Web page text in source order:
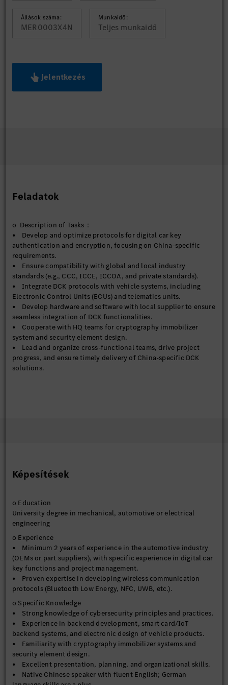
Állások száma:
MER0003X4N
Munkaidő:
Teljes munkaidő
Jelentkezés
Feladatok
o Description of Tasks：
• Develop and optimize protocols for digital car key
authentication and encryption, focusing on China-specific
requirements.
• Ensure compatibility with global and local industry
standards (e.g., CCC, ICCE, ICCOA, and private standards).
• Integrate DCK protocols with vehicle systems, including
Electronic Control Units (ECUs) and telematics units.
• Develop hardware and software with local supplier to ensure
seamless integration of DCK functionalities.
• Cooperate with HQ teams for cryptography immobilizer
system and security element design.
• Lead and organize cross-functional teams, drive project
progress, and ensure timely delivery of China-specific DCK
solutions.
Képesítések
o Education
University degree in mechanical, automotive or electrical
engineering
o Experience
• Minimum 2 years of experience in the automotive industry
(OEMs or part suppliers), with specific experience in digital car
key functions and project management.
• Proven expertise in developing wireless communication
protocols (Bluetooth Low Energy, NFC, UWB, etc.).
o Specific Knowledge
• Strong knowledge of cybersecurity principles and practices.
• Experience in backend development, smart card/IoT
backend systems, and electronic design of vehicle products.
• Familiarity with cryptography immobilizer systems and
security element design.
• Excellent presentation, planning, and organizational skills.
• Native Chinese speaker with fluent English; German